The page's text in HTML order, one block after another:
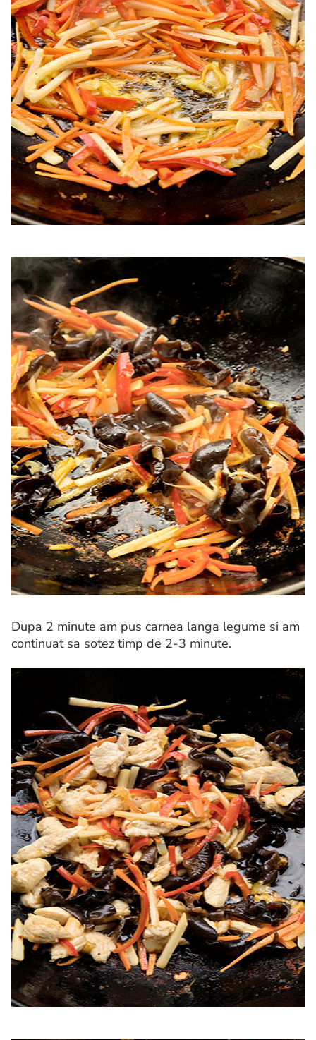
Dupa 2 minute am pus carnea langa legume si am
continuat sa sotez timp de 2-3 minute.